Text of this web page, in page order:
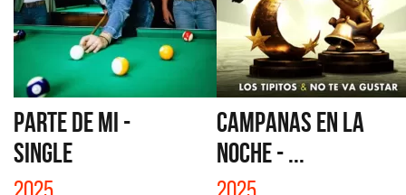
PARTE DE MI -
SINGLE
CAMPANAS EN LA
NOCHE - ...